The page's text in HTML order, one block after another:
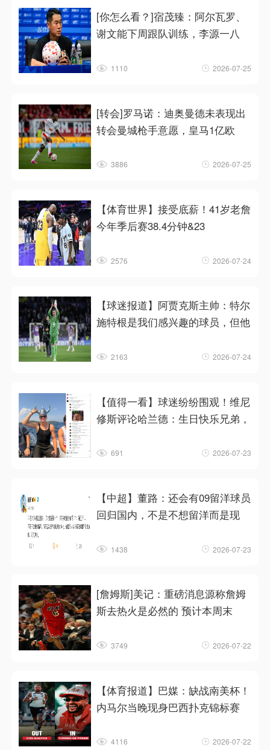
[你怎么看？]宿茂臻：阿尔瓦罗、
谢文能下周跟队训练，李源一八
1110 2026-07-25
[转会]罗马诺：迪奥曼德未表现出
转会曼城枪手意愿，皇马1亿欧
3886 2026-07-25
【体育世界】接受底薪！41岁老詹
今年季后赛38.4分钟&23
2576 2026-07-24
【球迷报道】阿贾克斯主帅：特尔
施特根是我们感兴趣的球员，但他
2163 2026-07-24
【值得一看】球迷纷纷围观！维尼
修斯评论哈兰德：生日快乐兄弟，
691 2026-07-23
【中超】董路：还会有09留洋球员
回归国内，不是不想留洋而是现
1438 2026-07-23
[詹姆斯]美记：重磅消息源称詹姆
斯去热火是必然的 预计本周末
3749 2026-07-22
【体育报道】巴媒：缺战南美杯！
内马尔当晚现身巴西扑克锦标赛
4116 2026-07-22